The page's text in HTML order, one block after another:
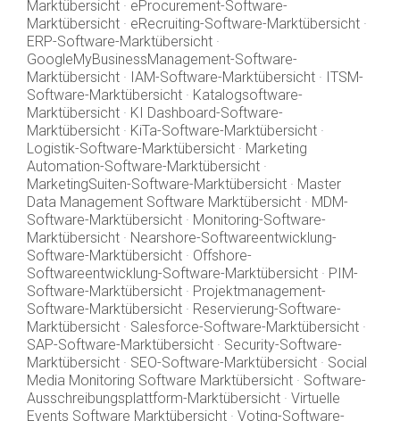
Marktübersicht · eProcurement-Software-
Marktübersicht · eRecruiting-Software-Marktübersicht ·
ERP-Software-Marktübersicht ·
GoogleMyBusinessManagement-Software-
Marktübersicht · IAM-Software-Marktübersicht · ITSM-
Software-Marktübersicht · Katalogsoftware-
Marktübersicht · KI Dashboard-Software-
Marktübersicht · KiTa-Software-Marktübersicht ·
Logistik-Software-Marktübersicht · Marketing
Automation-Software-Marktübersicht ·
MarketingSuiten-Software-Marktübersicht · Master
Data Management Software Marktübersicht · MDM-
Software-Marktübersicht · Monitoring-Software-
Marktübersicht · Nearshore-Softwareentwicklung-
Software-Marktübersicht · Offshore-
Softwareentwicklung-Software-Marktübersicht · PIM-
Software-Marktübersicht · Projektmanagement-
Software-Marktübersicht · Reservierung-Software-
Marktübersicht · Salesforce-Software-Marktübersicht ·
SAP-Software-Marktübersicht · Security-Software-
Marktübersicht · SEO-Software-Marktübersicht · Social
Media Monitoring Software Marktübersicht · Software-
Ausschreibungsplattform-Marktübersicht · Virtuelle
Events Software Marktübersicht · Voting-Software-